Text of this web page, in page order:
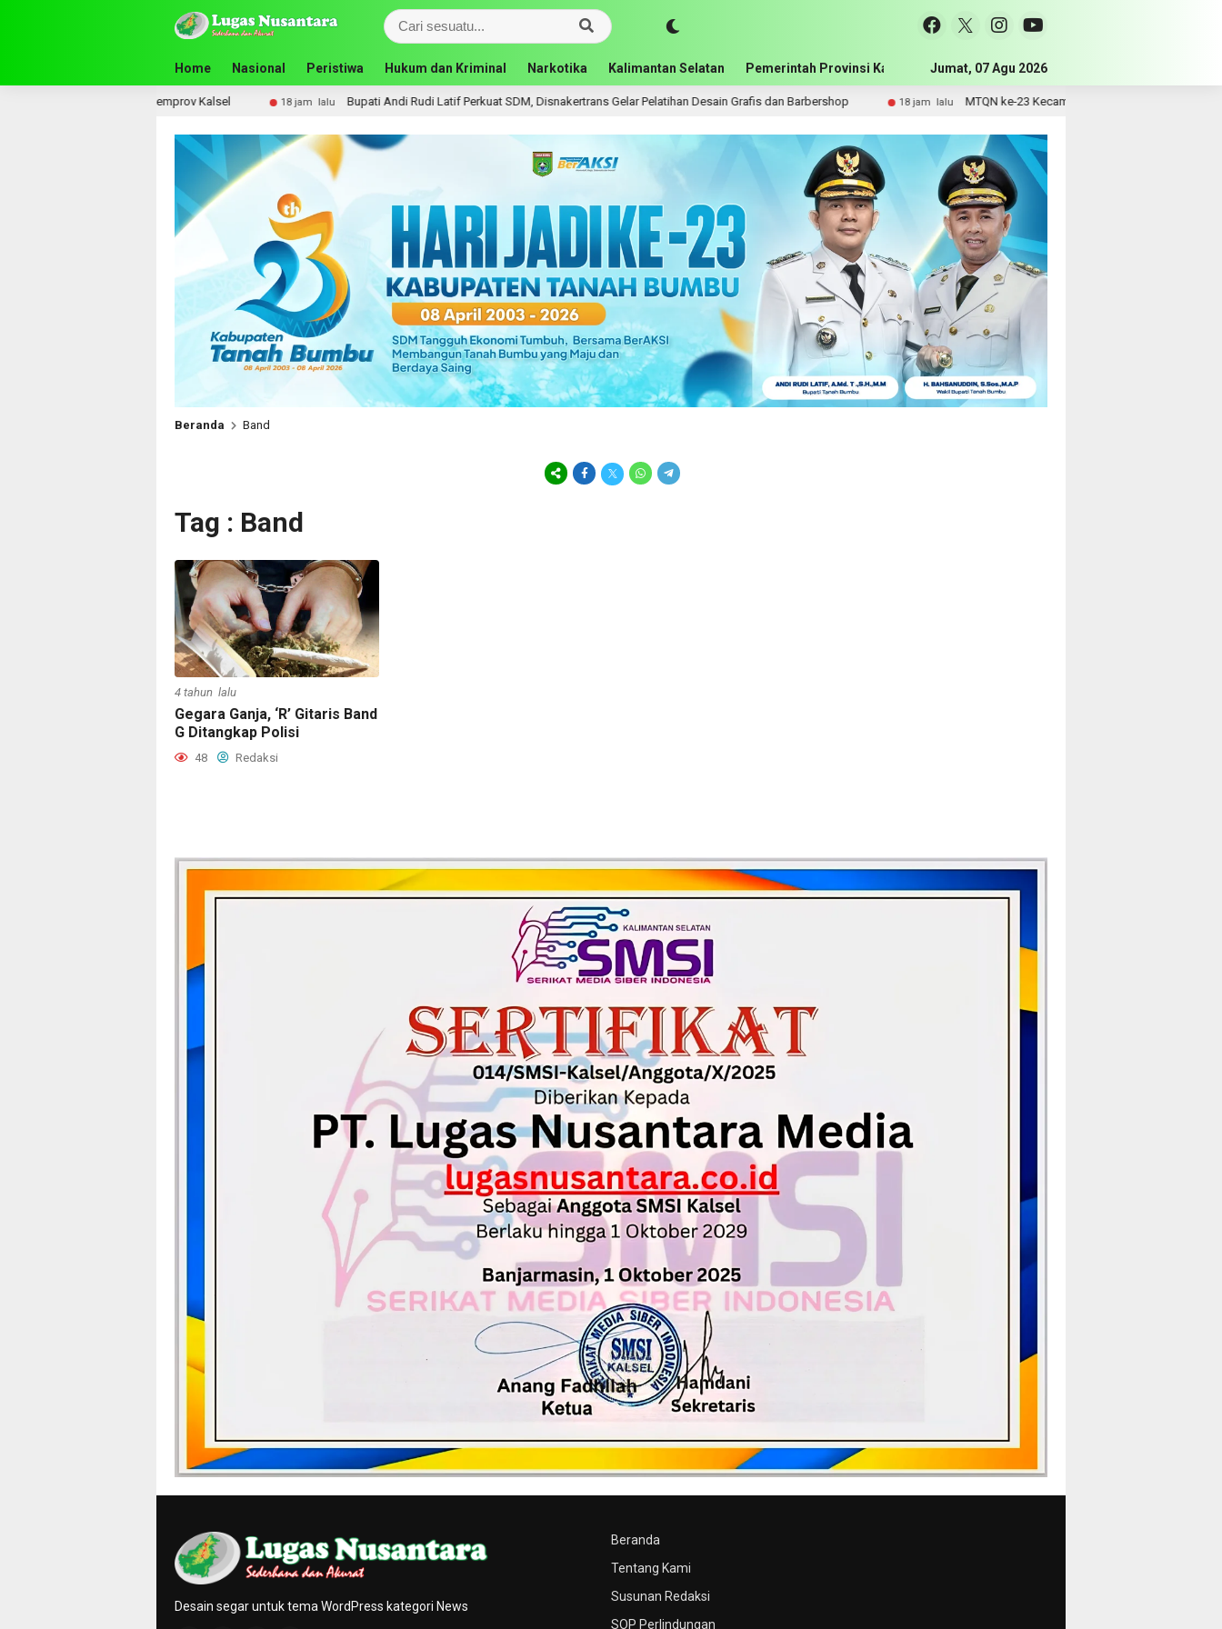
Home Nasional Peristiwa Hukum dan Kriminal Narkotika Kalimantan Selatan Pemerintah Provinsi Kalimantan Selatan Pemerintah Kabupaten Tanah
Jumat, 07 Agu 2026
Guru SMA ke Pemprov Kalsel 18 jam lalu Bupati Andi Rudi Latif Perkuat SDM, Disnakertrans Gelar Pelatihan Desain Grafis dan Barbershop 18 jam lalu MTQN ke-23 Kecamatan Simpang Empat Resmi Dibuka,
Beranda Band
Tag : Band
4 tahun lalu
Gegara Ganja, ‘R’ Gitaris Band
G Ditangkap Polisi
48 Redaksi
Beranda
Tentang Kami
Susunan Redaksi
SOP Perlindungan
Desain segar untuk tema WordPress kategori News